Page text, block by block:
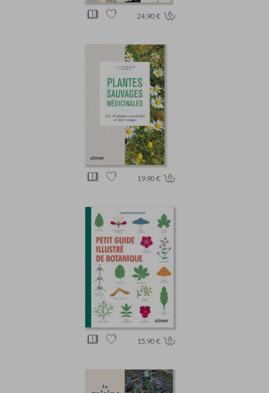
24.90 €
19.90 €
15.90 €